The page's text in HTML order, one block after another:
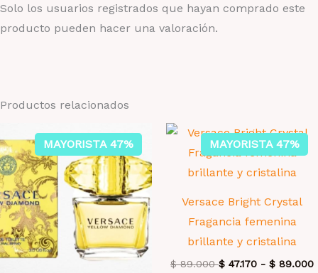
Solo los usuarios registrados que hayan comprado este
producto pueden hacer una valoración.
Productos relacionados
MAYORISTA 47% MAYORISTA 47%
Versace Bright Crystal
Fragancia femenina
brillante y cristalina
$89.000 $ 47.170 - $ 89.000